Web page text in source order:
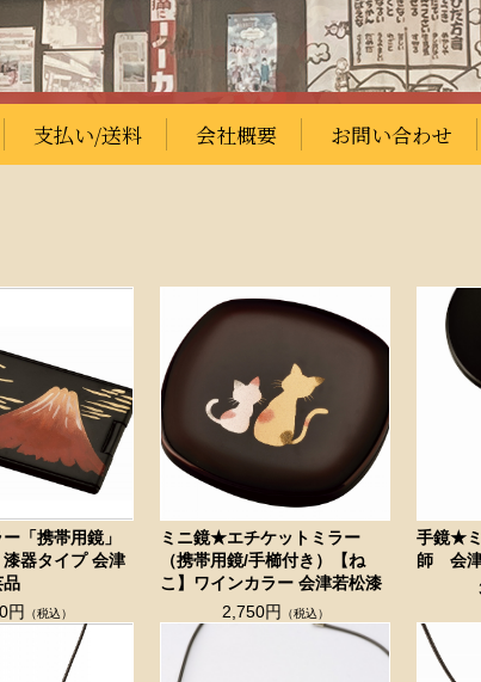
支払い/送料 会社概要 お問い合わせ
「携帯用鏡」
器タイプ 会津
品
円 （税込）
ミニ鏡★エチケットミラー
（携帯用鏡/手櫛付き）【ね
こ】ワインカラー 会津若松漆
2,750円 （税込）
手鏡★
師 会